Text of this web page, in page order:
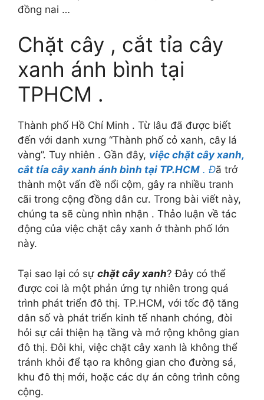
đồng nai …
Chặt cây , cắt tỉa cây
xanh ánh bình tại
TPHCM .
Thành phố Hồ Chí Minh . Từ lâu đã được biết
đến với danh xưng “Thành phố cỏ xanh, cây lá
vàng”. Tuy nhiên . Gần đây, việc chặt cây xanh,
cắt tỉa cây xanh ánh bình tại TP.HCM . Đã trở
thành một vấn đề nổi cộm, gây ra nhiều tranh
cãi trong cộng đồng dân cư. Trong bài viết này,
chúng ta sẽ cùng nhìn nhận . Thảo luận về tác
động của việc chặt cây xanh ở thành phố lớn
này.
Tại sao lại có sự chặt cây xanh? Đây có thể
được coi là một phản ứng tự nhiên trong quá
trình phát triển đô thị. TP.HCM, với tốc độ tăng
dân số và phát triển kinh tế nhanh chóng, đòi
hỏi sự cải thiện hạ tầng và mở rộng không gian
đô thị. Đôi khi, việc chặt cây xanh là không thể
tránh khỏi để tạo ra không gian cho đường sá,
khu đô thị mới, hoặc các dự án công trình công
cộng.